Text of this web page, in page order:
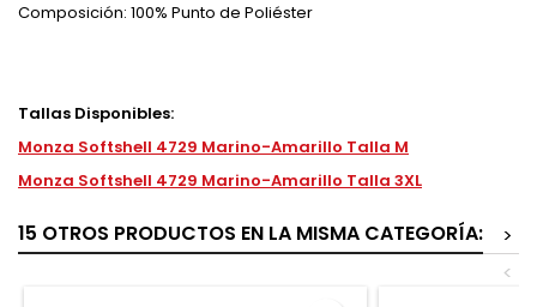
Composición: 100% Punto de Poliéster
Tallas Disponibles:
Monza Softshell 4729 Marino-Amarillo Talla M
Monza Softshell 4729 Marino-Amarillo Talla 3XL
15 OTROS PRODUCTOS EN LA MISMA CATEGORÍA:
>
<